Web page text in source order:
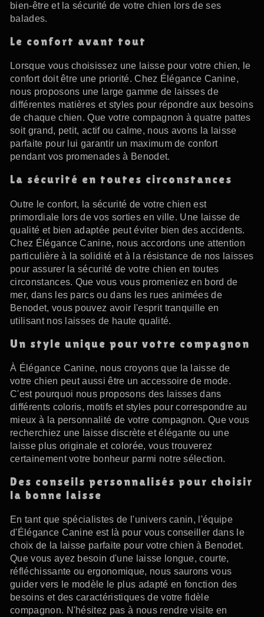
bien-être et la sécurité de votre chien lors de ses
balades.
Le confort avant tout
Lorsque vous choisissez une laisse pour votre chien, le
confort doit être une priorité. Chez Élégance Canine,
nous proposons une large gamme de laisses de
différentes matières et styles pour répondre aux besoins
de chaque chien. Que votre compagnon à quatre pattes
soit grand, petit, actif ou calme, nous avons la laisse
parfaite pour lui garantir un maximum de confort
pendant vos promenades à Benodet.
La sécurité en toutes circonstances
Outre le confort, la sécurité de votre chien est
primordiale lors de vos sorties en ville. Une laisse de
qualité et bien adaptée peut éviter bien des accidents.
Chez Élégance Canine, nous accordons une attention
particulière à la solidité et à la résistance de nos laisses
pour assurer la sécurité de votre chien en toutes
circonstances. Que vous vous promeniez en bord de
mer, dans les parcs ou dans les rues animées de
Benodet, vous pouvez avoir l'esprit tranquille en
utilisant nos laisses de haute qualité.
Un style unique pour votre compagnon
À Élégance Canine, nous croyons que la laisse de
votre chien peut aussi être un accessoire de mode.
C'est pourquoi nous proposons des laisses dans
différents coloris, motifs et styles pour correspondre au
mieux à la personnalité de votre compagnon. Que vous
recherchiez une laisse discrète et élégante ou une
laisse plus originale et colorée, vous trouverez
certainement votre bonheur parmi notre sélection.
Des conseils personnalisés pour choisir
la bonne laisse
En tant que spécialistes de l'univers canin, l'équipe
d'Élégance Canine est là pour vous conseiller dans le
choix de la laisse parfaite pour votre chien à Benodet.
Que vous ayez besoin d'une laisse longue, courte,
réfléchissante ou ergonomique, nous saurons vous
guider vers le modèle le plus adapté en fonction des
besoins et des caractéristiques de votre fidèle
compagnon. N'hésitez pas à nous rendre visite en